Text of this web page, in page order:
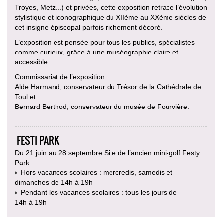
Troyes, Metz...) et privées, cette exposition retrace l’évolution
stylistique et iconographique du XIIème au XXème siècles de
cet insigne épiscopal parfois richement décoré.
L’exposition est pensée pour tous les publics, spécialistes
comme curieux, grâce à une muséographie claire et
accessible.
Commissariat de l’exposition :
Alde Harmand, conservateur du Trésor de la Cathédrale de
Toul et
Bernard Berthod, conservateur du musée de Fourvière.
FESTI PARK
Du 21 juin au 28 septembre Site de l’ancien mini-golf Festy
Park
Hors vacances scolaires : mercredis, samedis et
dimanches de 14h à 19h
Pendant les vacances scolaires : tous les jours de
14h à 19h